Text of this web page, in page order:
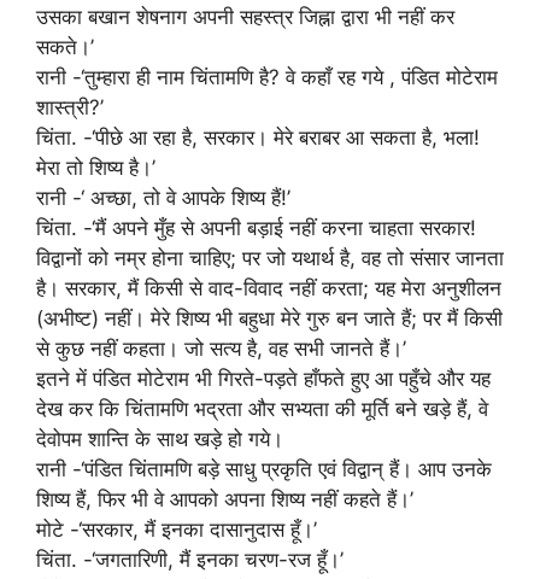
उसका बखान शेषनाग अपनी सहस्त्र जिह्ना द्वारा भी नहीं कर
सकते।’
रानी -‘तुम्हारा ही नाम चिंतामणि है? वे कहाँ रह गये , पंडित मोटेराम
शास्त्री?’
चिंता. -‘पीछे आ रहा है, सरकार। मेरे बराबर आ सकता है, भला!
मेरा तो शिष्य है।’
रानी -‘ अच्छा, तो वे आपके शिष्य हैं!’
चिंता. -‘मैं अपने मुँह से अपनी बड़ाई नहीं करना चाहता सरकार!
विद्वानों को नम्र होना चाहिए; पर जो यथार्थ है, वह तो संसार जानता
है। सरकार, मैं किसी से वाद-विवाद नहीं करता; यह मेरा अनुशीलन
(अभीष्ट) नहीं। मेरे शिष्य भी बहुधा मेरे गुरु बन जाते हैं; पर मैं किसी
से कुछ नहीं कहता। जो सत्य है, वह सभी जानते हैं।’
इतने में पंडित मोटेराम भी गिरते-पड़ते हाँफते हुए आ पहुँचे और यह
देख कर कि चिंतामणि भद्रता और सभ्यता की मूर्ति बने खड़े हैं, वे
देवोपम शान्ति के साथ खड़े हो गये।
रानी -‘पंडित चिंतामणि बड़े साधु प्रकृति एवं विद्वान् हैं। आप उनके
शिष्य हैं, फिर भी वे आपको अपना शिष्य नहीं कहते हैं।’
मोटे -‘सरकार, मैं इनका दासानुदास हूँ।’
चिंता. -‘जगतारिणी, मैं इनका चरण-रज हूँ।’